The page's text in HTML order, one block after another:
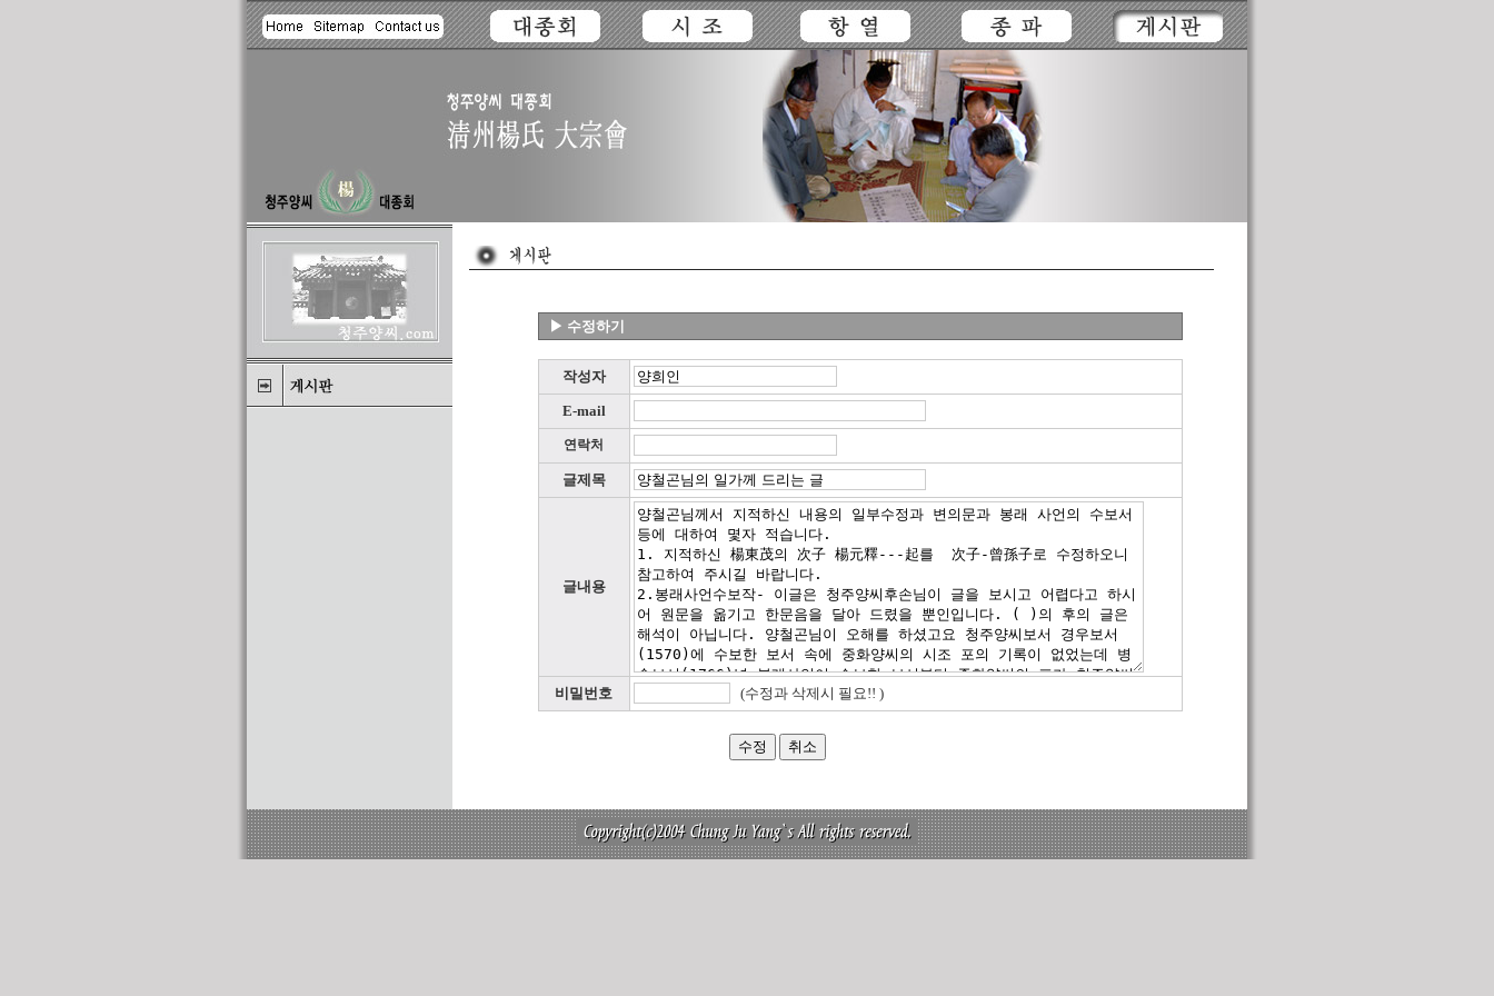
▶ 수정하기
작성자
E-mail
연락처
글제목
글내용
비밀번호 (수정과 삭제시 필요!! )